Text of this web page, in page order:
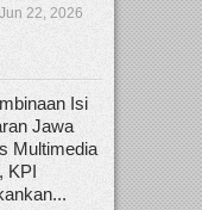
Jun 22, 2026
Isi
Jawa
Multimedia
KPI